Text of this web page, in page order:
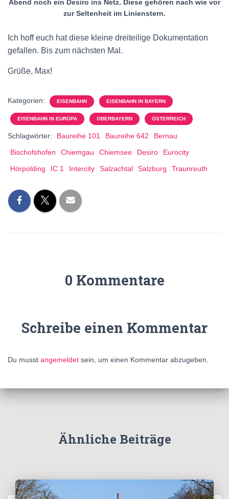
Abend noch ein Desiro ins Netz. Diese gehören nach wie vor
zur Seltenheit im Linienstern.
Ich hoff euch hat diese kleine dreiteilige Dokumentation
gefallen. Bis zum nächsten Mal.
Grüße, Max!
Kategorien: EISENBAHN EISENBAHN IN BAYERN
EISENBAHN IN EUROPA OBERBAYERN ÖSTERREICH
Schlagwörter: Baureihe 101 Baureihe 642
Bernau
Bischofshofen
Chiemgau Chiemsee Desiro
Eurocity
Hörpolding
IC 1 Intercity Salzachtal Salzburg Traunreuth
0 Kommentare
Schreibe einen Kommentar
Du musst angemeldet sein, um einen Kommentar abzugeben.
Ähnliche Beiträge